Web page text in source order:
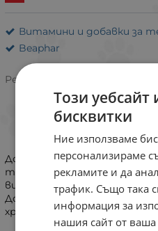
Витамини и добавки за
Beaphar
Рейтинг:
Допълваща храна за водни и
терариумни животни и
витамини, витамин А и D3,
Дозировка: вижте
храната (също и с плаваща
Този уебсайт
бисквитки
Ние използваме
персонализираме
рекламите и да
трафик. Също така
информация за
нашия сайт от